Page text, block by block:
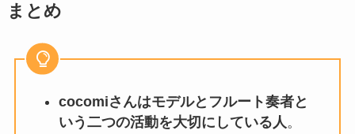
まとめ
cocomiさんはモデルとフルート奏者と
いう二つの活動を大切にしている人 。